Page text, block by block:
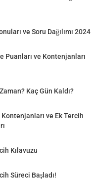
ve Soru Dağılımı 2024
Puanları ve Kontenjanları
Kaç Gün Kaldı?
Kontenjanları ve Ek Tercih
Kılavuzu
Süreci Başladı!